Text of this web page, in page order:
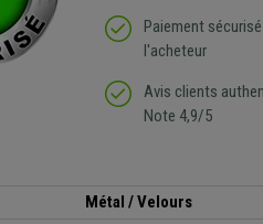
Paiement
l'acheteur
Avis clients
Note 4,9/5
Métal / Velours